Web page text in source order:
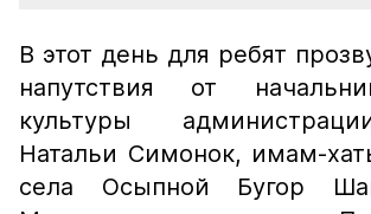
В этот день для ребят
напутствия от
культуры
Натальи Симонок, имам-
села Осыпной Бугор